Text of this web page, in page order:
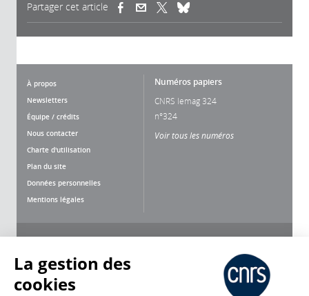
Partager cet article (link is external)(link is external)
À propos
Newsletters
Équipe / crédits
Nous contacter
Charte d'utilisation
Plan du site
Données personnelles
Mentions légales
Numéros papiers
CNRS lemag 324
n°324
Voir tous les numéros
La gestion des
cookies